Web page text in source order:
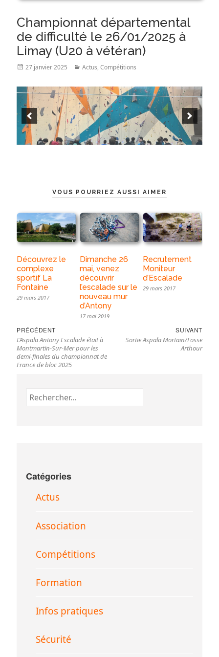
Championnat départemental
de difficulté le 26/01/2025 à
Limay (U20 à vétéran)
Posted
27 janvier 2025 Categories
Actus,Compétitions
VOUS POURRIEZ AUSSI AIMER
Découvrez le
complexe
sportif La
Fontaine
29 mars 2017
Dimanche 26
mai, venez
découvrir
l’escalade sur le
nouveau mur
d’Antony
17 mai 2019
Recrutement
Moniteur
d’Escalade
29 mars 2017
Navigation
de
l’article
PRÉCÉDENTPrevious
post:
L’Aspala Antony Escalade était à
Montmartin-Sur-Mer pour les
demi-finales du championnat de
France de bloc 2025
SUIVANT
Sortie Aspala Mortain/Fosse
Arthour
Rechercher :
Catégories
Actus
Association
Compétitions
Formation
Infos pratiques
Sécurité